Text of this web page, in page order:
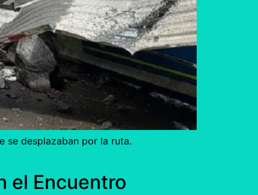
se desplazaban por la ruta.
el Encuentro